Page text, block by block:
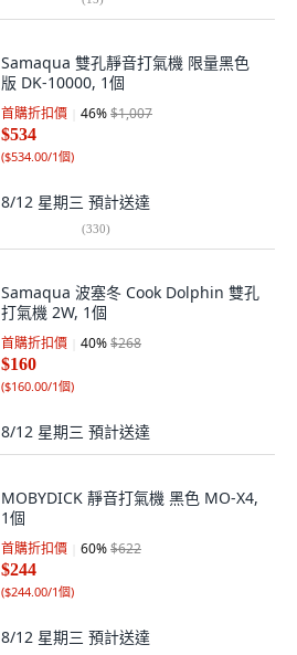
Samaqua 雙孔靜音打氣機 限量黑色
版 DK-10000, 1個
首購折扣價 46%$1,007
$534
($534.00/1個)
8/12 星期三 預計送達
(330)
Samaqua 波塞冬 Cook Dolphin 雙孔
打氣機 2W, 1個
首購折扣價 40%$268
$160
($160.00/1個)
8/12 星期三 預計送達
MOBYDICK 靜音打氣機 黑色 MO-X4,
1個
首購折扣價 60%$622
$244
($244.00/1個)
8/12 星期三 預計送達